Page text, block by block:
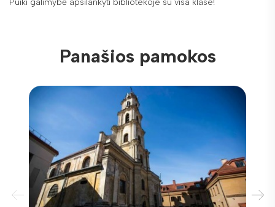
Puiki galimybė apsilankyti bibliotekoje su visa klase!
Panašios pamokos